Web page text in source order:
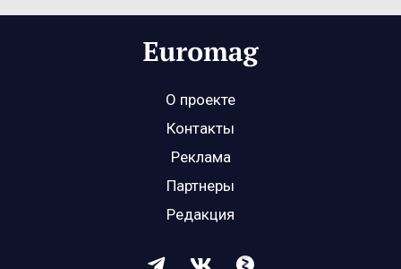
О проекте
Контакты
Реклама
Партнеры
Редакция